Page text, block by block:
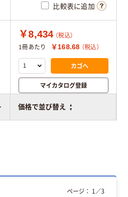
価格で並び替え
比較表に追加
￥8,434 （税込）
1冊あたり
￥168.68 （税込）
カゴへ
マイカタログ登録
比較表に追加
ページ： 1 ／3